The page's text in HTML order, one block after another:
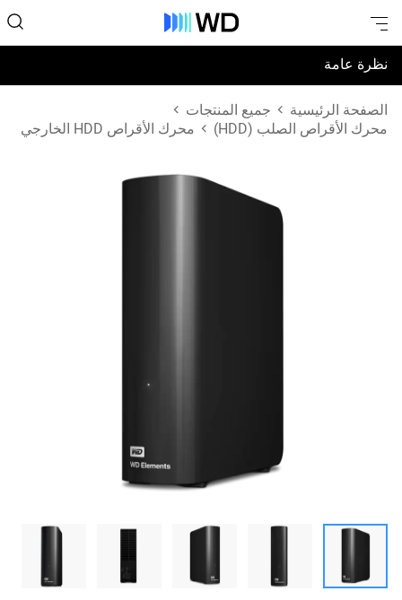
نظرة عامة
المواصفات
الصفحة الرئيسية
جميع المنتجات
محرك الأقراص الصلب (HDD)
محرك الأقراص HDD الخارجي